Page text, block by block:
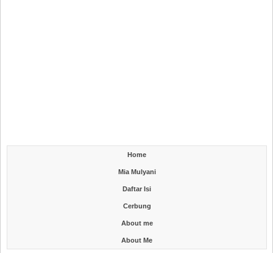
Home
Mia Mulyani
Daftar Isi
Cerbung
About me
About Me